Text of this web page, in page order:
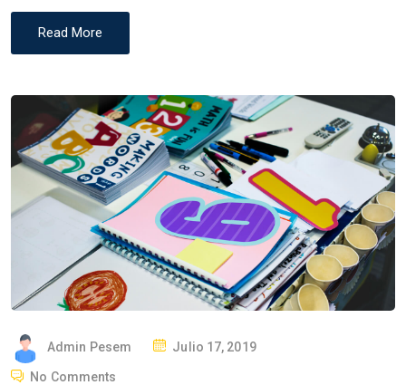
Read More
Admin Pesem Julio 17, 2019
No Comments